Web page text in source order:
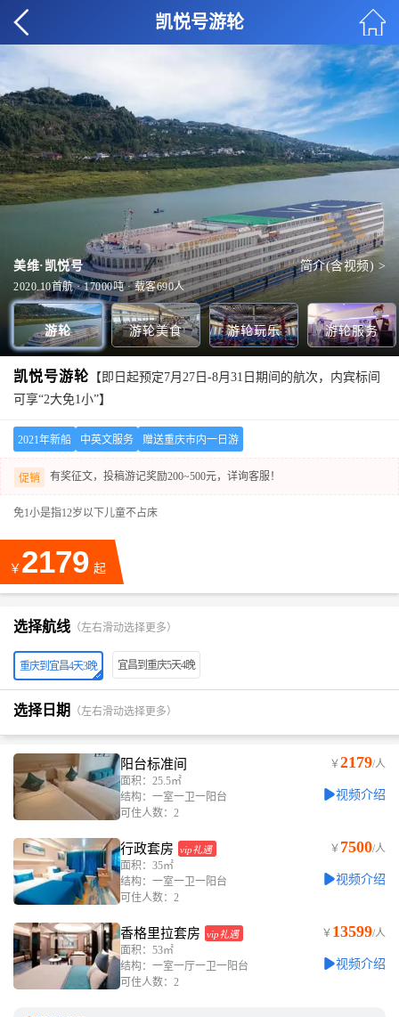
凯悦号游轮
美维·凯悦号 简介(含视频) >
2020.10首航 · 17000吨 · 载客690人
皇朝餐厅 全部美食 >
全部玩乐 >
书吧
全部服务 >
-1F-底舱
全部甲板 >
游轮 游轮美食 游轮玩乐 游轮服务
凯悦号游轮 【即日起预定7月27日-8月31日期间的航次，内宾标间
可享“2大免1小”】
2021年新船 中英文服务 赠送重庆市内一日游
促销 有奖征文，投稿游记奖励200~500元，详询客服！
免1小是指12岁以下儿童不占床
￥ 2179 起
选择航线 （左右滑动选择更多）
重庆到宜昌4天3晚 宜昌到重庆5天4晚
选择日期 （左右滑动选择更多）
阳台标准间
面积：25.5㎡
结构：一室一卫一阳台
可住人数：2
￥2179/人
视频介绍
行政套房 vip礼遇
面积：35㎡
结构：一室一卫一阳台
可住人数：2
￥ 7500/人
视频介绍
香格里拉套房 vip礼遇
面积：53㎡
结构：一室一厅一卫一阳台
可住人数：2
￥ 13599/人
视频介绍